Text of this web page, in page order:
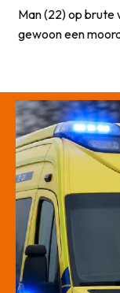
Man (22) op brute
gewoon een